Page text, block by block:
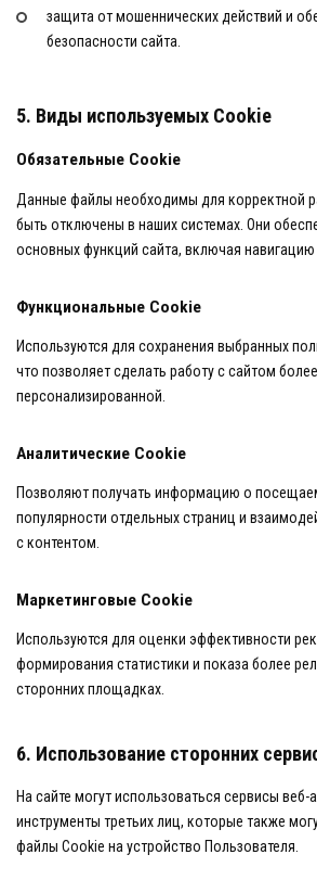
защита от мошеннических действий и
безопасности сайта.
5. Виды используемых Cookie
Обязательные Cookie
Данные файлы необходимы для корректной
быть отключены в наших системах. Они
основных функций сайта, включая навигацию
Функциональные Cookie
Используются для сохранения выбранных
что позволяет сделать работу с сайтом
персонализированной.
Аналитические Cookie
Позволяют получать информацию о
популярности отдельных страниц и
с контентом.
Маркетинговые Cookie
Используются для оценки эффективности
формирования статистики и показа более
сторонних площадках.
6. Использование сторонних
На сайте могут использоваться сервисы
инструменты третьих лиц, которые также
файлы Cookie на устройство Пользователя.